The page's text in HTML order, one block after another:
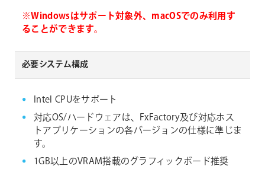
※Windowsはサポート対象外、macOSでのみ利用す
ることができます。
必要システム構成
Intel CPUをサポート
対応OS/ハードウェアは、FxFactory及び対応ホス
トアプリケーションの各バージョンの仕様に準じま
す。
1GB以上のVRAM搭載のグラフィックボード推奨